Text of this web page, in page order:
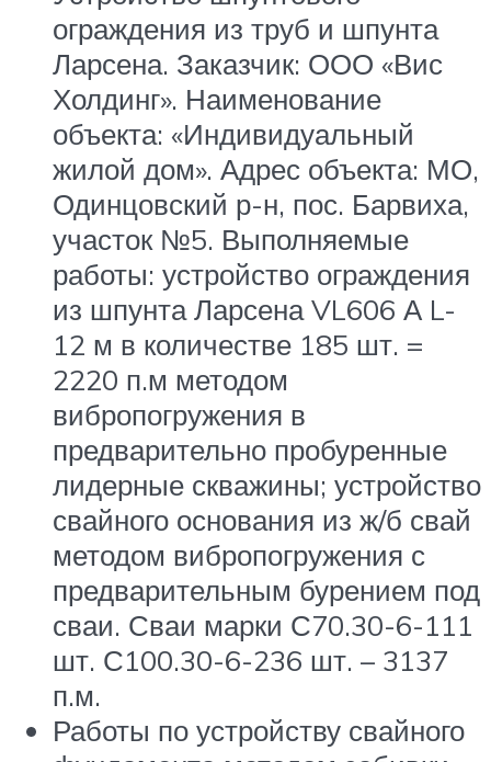
ограждения из труб и шпунта
Ларсена. Заказчик: ООО «Вис
Холдинг». Наименование
объекта: «Индивидуальный
жилой дом». Адрес объекта: МО,
Одинцовский р-н, пос. Барвиха,
участок №5. Выполняемые
работы: устройство ограждения
из шпунта Ларсена VL606 А L-
12 м в количестве 185 шт. =
2220 п.м методом
вибропогружения в
предварительно пробуренные
лидерные скважины; устройство
свайного основания из ж/б свай
методом вибропогружения с
предварительным бурением под
сваи. Сваи марки С70.30-6-111
шт. С100.30-6-236 шт. – 3137
п.м.
Работы по устройству свайного